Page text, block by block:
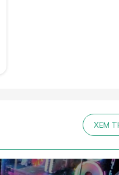
XEM